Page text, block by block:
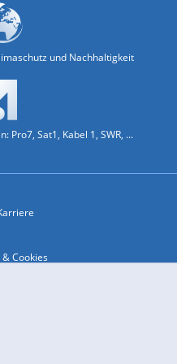
und Nachhaltigkeit
Pro7, Sat1, Kabel 1, SWR, ...
Cookies